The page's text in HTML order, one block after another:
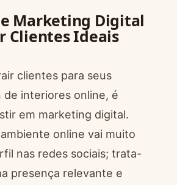
Marketing Digital
Clientes Ideais
clientes para seus
interiores online, é
em marketing digital.
online vai muito
nas redes sociais; trata-
presença relevante e